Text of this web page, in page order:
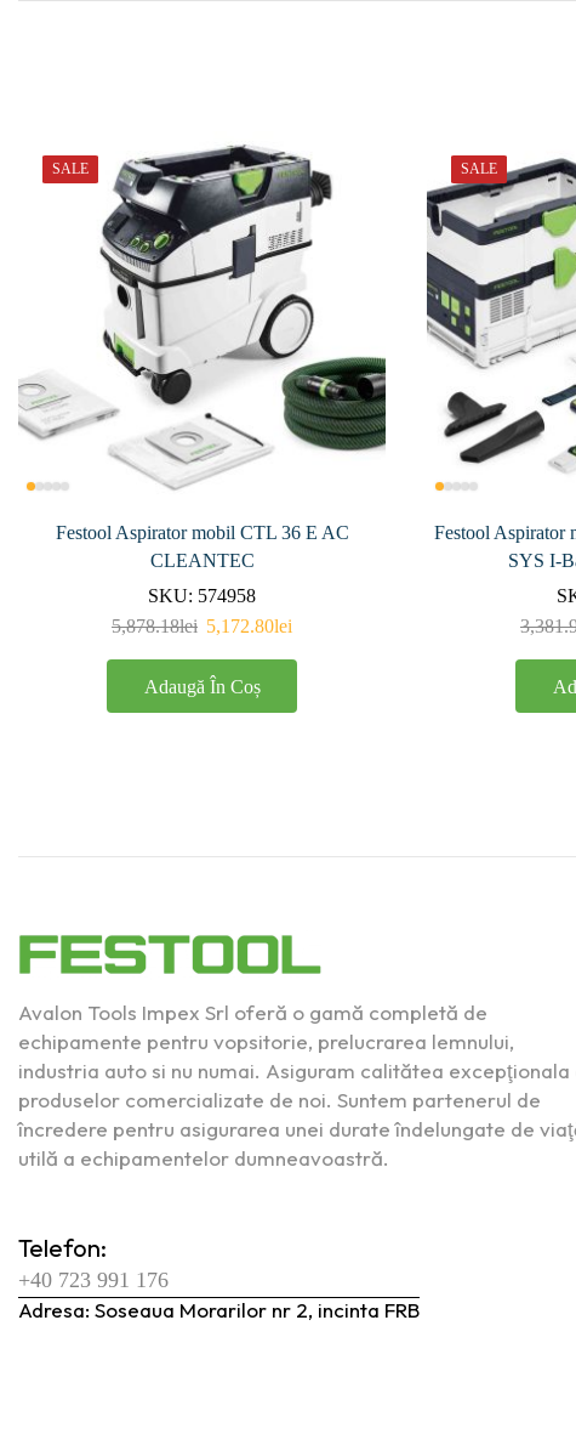
SALE
Festool Aspirator mobil CTL 36 E AC
CLEANTEC
SKU: 574958
5,878.18lei 5,172.80lei
Adaugă În Coș
SALE
Festool Aspirator
SYS I-
Avalon Tools Impex Srl oferă o gamă completă de
echipamente pentru vopsitorie, prelucrarea lemnului,
industria auto si nu numai. Asiguram calitătea excepţionala
produselor comercializate de noi. Suntem partenerul de
încredere pentru asigurarea unei durate îndelungate de
utilă a echipamentelor dumneavoastră.
Telefon:
+40 723 991 176
Adresa: Soseaua Morarilor nr 2, incinta FRB